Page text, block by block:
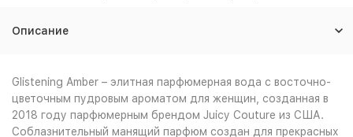
Описание
Glistening Amber – элитная парфюмерная вода с восточно-
цветочным пудровым ароматом для женщин, созданная в
2018 году парфюмерным брендом Juicy Couture из США.
Соблазнительный манящий парфюм создан для прекрасных